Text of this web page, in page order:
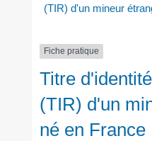
(TIR) d'un mineur
Fiche pratique
Titre
(TIR) d'un
né en France